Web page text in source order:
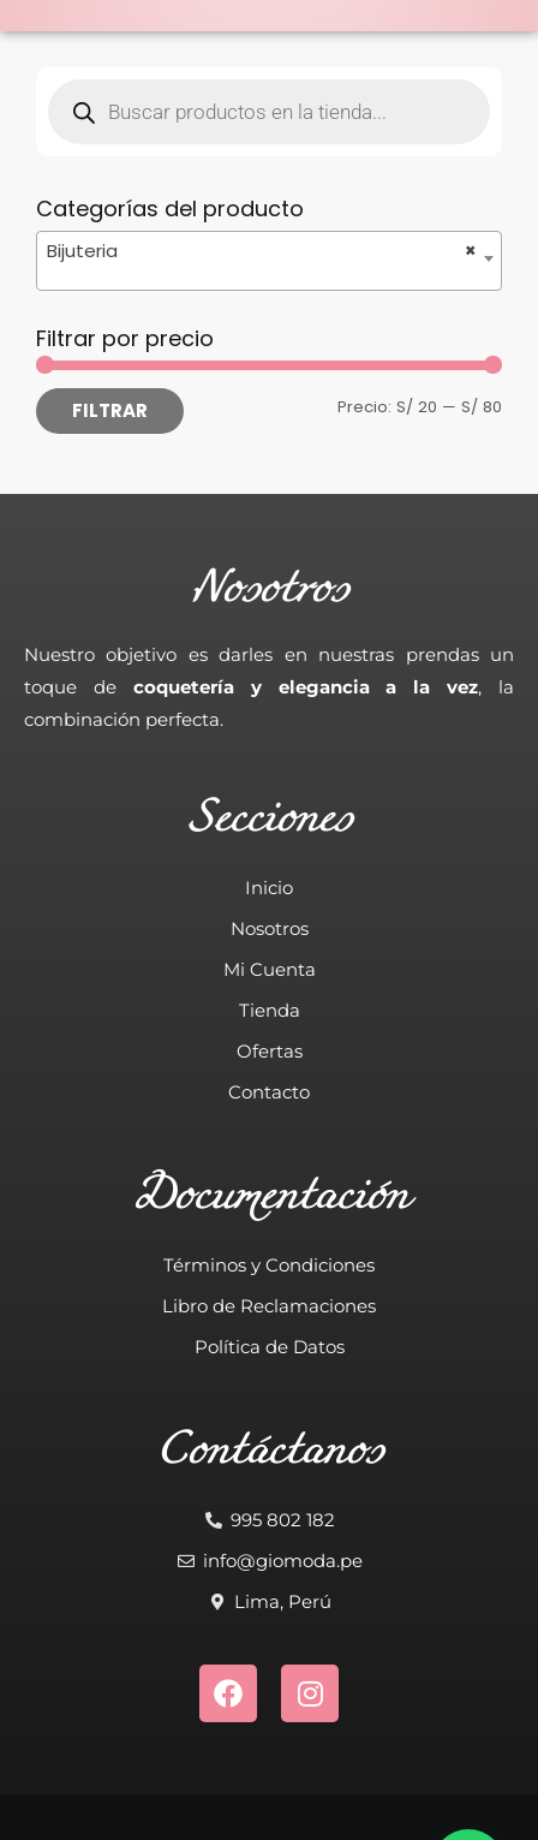
Categorías del producto
×
Bijuteria
Filtrar por precio
FILTRAR Precio: S/ 20 — S/ 80
Nosotros
Nuestro objetivo es darles en nuestras prendas un
toque de coquetería y elegancia a la vez, la
combinación perfecta.
Secciones
Inicio
Nosotros
Mi Cuenta
Tienda
Ofertas
Contacto
Documentación
Términos y Condiciones
Libro de Reclamaciones
Política de Datos
Contáctanos
995 802 182
info@giomoda.pe
Lima, Perú